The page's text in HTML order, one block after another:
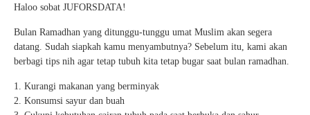
Haloo sobat JUFORSDATA!
Bulan Ramadhan yang ditunggu-tunggu umat Muslim akan segera
datang. Sudah siapkah kamu menyambutnya? Sebelum itu, kami akan
berbagi tips nih agar tetap tubuh kita tetap bugar saat bulan ramadhan.
Kurangi makanan yang berminyak
Konsumsi sayur dan buah